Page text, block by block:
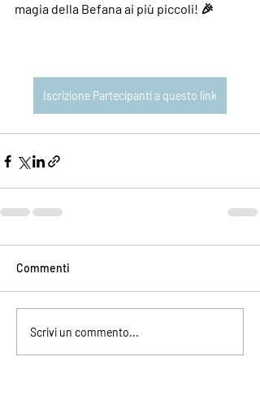
magia della Befana ai più piccoli! 🎉
Iscrizione Partecipanti a questo link
Commenti
Scrivi un commento...